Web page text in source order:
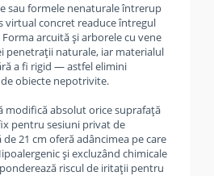
sau formele nenaturale întrerup
virtual concret readuce întregul
arcuită și arborele cu vene
penetrații naturale, iar materialul
a fi rigid — astfel elimini
obiecte nepotrivite.
modifică absolut orice suprafață
pentru sesiuni privat de
21 cm oferă adâncimea pe care
și excluzând chimicale
riscul de iritații pentru